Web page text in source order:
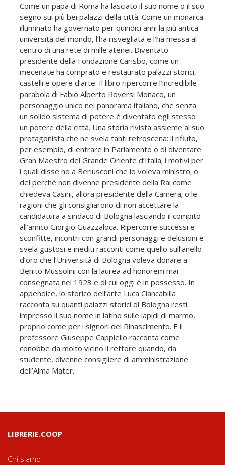
Come un papa di Roma ha lasciato il suo nome o il suo
segno sui più bei palazzi della città. Come un monarca
illuminato ha governato per quindici anni la più antica
università del mondo, l’ha risvegliata e l’ha messa al
centro di una rete di mille atenei. Diventato
presidente della Fondazione Carisbo, come un
mecenate ha comprato e restaurato palazzi storici,
castelli e opere d’arte. Il libro ripercorre l’incredibile
parabola di Fabio Alberto Roversi Monaco, un
personaggio unico nel panorama italiano, che senza
un solido sistema di potere è diventato egli stesso
un potere della città. Una storia rivista assieme al suo
protagonista che ne svela tanti retroscena: il rifiuto,
per esempio, di entrare in Parlamento o di diventare
Gran Maestro del Grande Oriente d’Italia; i motivi per
i quali disse no a Berlusconi che lo voleva ministro; o
del perché non divenne presidente della Rai come
chiedeva Casini, allora presidente della Camera; o le
ragioni che gli consigliarono di non accettare la
candidatura a sindaco di Bologna lasciando il compito
all’amico Giorgio Guazzaloca. Ripercorre successi e
sconfitte, incontri con grandi personaggi e delusioni e
svela gustosi e inediti racconti come quello sull’anello
d’oro che l’Università di Bologna voleva donare a
Benito Mussolini con la laurea ad honorem mai
consegnata nel 1923 e di cui oggi è in possesso. In
appendice, lo storico dell’arte Luca Ciancabilla
racconta su quanti palazzi storici di Bologna resti
impresso il suo nome in latino sulle lapidi di marmo,
proprio come per i signori del Rinascimento. E il
professore Giuseppe Cappiello racconta come
conobbe da molto vicino il rettore quando, da
studente, divenne consigliere di amministrazione
dell’Alma Mater.
LIBRERIE.COOP
Chi siamo